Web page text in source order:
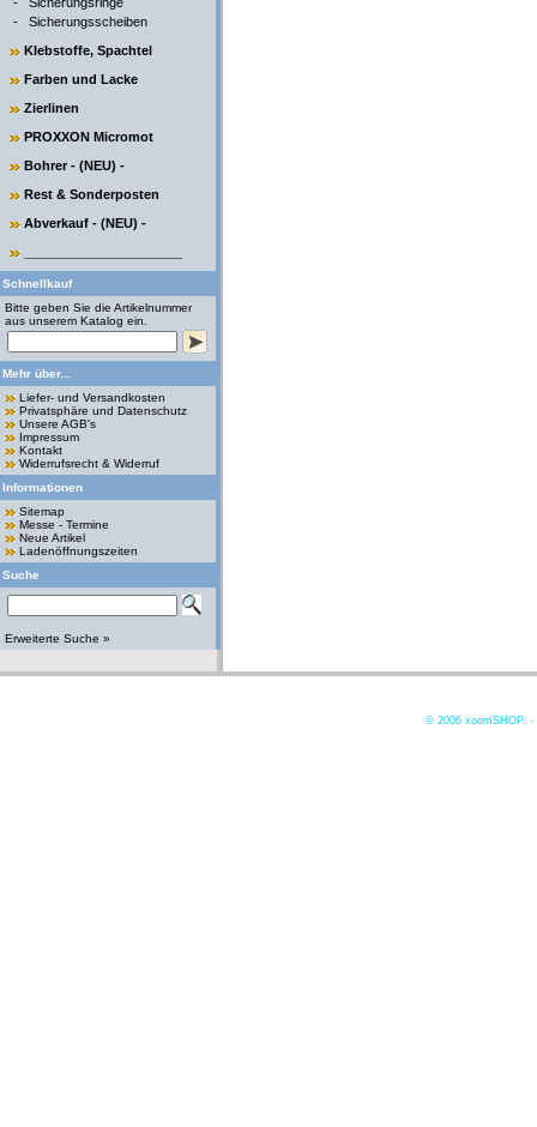
- Sicherungsscheiben
Klebstoffe, Spachtel
Farben und Lacke
Zierlinen
PROXXON Micromot
Bohrer - (NEU) -
Rest & Sonderposten
Abverkauf - (NEU) -
Schnellkauf
Bitte geben Sie die Artikelnummer
aus unserem Katalog ein.
Mehr über...
Liefer- und Versandkosten
Privatsphäre und Datenschutz
Unsere AGB's
Impressum
Kontakt
Widerrufsrecht & Widerruf
Informationen
Sitemap
Messe - Termine
Neue Artikel
Ladenöffnungszeiten
Suche
Erweiterte Suche »
© 2006 xoomSHOP. -